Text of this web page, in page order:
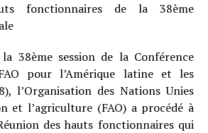
fonctionnaires de la 38ème
38ème session de la Conférence
pour l’Amérique latine et les
l’Organisation des Nations Unies
et l’agriculture (FAO) a procédé à
des hauts fonctionnaires qui